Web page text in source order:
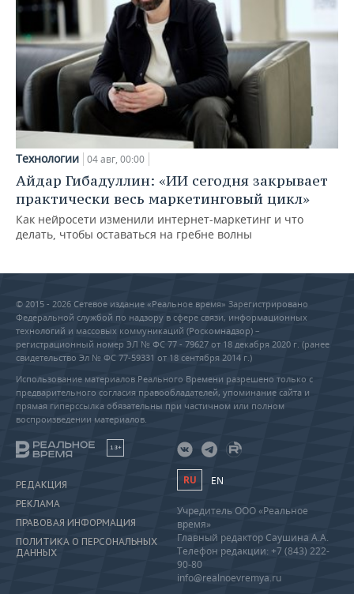
Технологии 04 авг, 00:00
Айдар Гибадуллин: «ИИ сегодня закрывает
практически весь маркетинговый цикл»
Как нейросети изменили интернет-маркетинг и что
делать, чтобы оставаться на гребне волны
© 2015 - 2026 Сетевое издание «Реальное время» Зарегистрировано
Федеральной службой по надзору в сфере связи, информационных
технологий и массовых коммуникаций (Роскомнадзор) –
регистрационный номер ЭЛ № ФС 77 - 79627 от 18 декабря 2020 г. (ранее
свидетельство Эл № ФС 77-59331 от 18 сентября 2014 г.)
Использование материалов Реального Времени разрешено только с
предварительного согласия правообладателей, упоминание сайта и
прямая гиперссылка обязательны при частичном или полном
воспроизведении материалов.
18+
РЕДАКЦИЯ
РЕКЛАМА
ПРАВОВАЯ ИНФОРМАЦИЯ
ПОЛИТИКА О ПЕРСОНАЛЬНЫХ
ДАННЫХ
RU EN
Учредитель ООО «Реальное
время»
Главный редактор Саушина А.А.
Телефон редакции: +7 (843) 222-
90-80
info@realnoevremya.ru